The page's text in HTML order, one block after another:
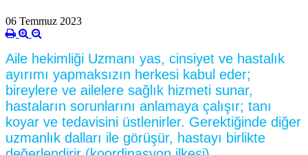
06 Temmuz 2023
Aile hekimliği Uzmanı yas, cinsiyet ve hastalık
ayırımı yapmaksızın herkesi kabul eder;
bireylere ve ailelere sağlık hizmeti sunar,
hastaların sorunlarını anlamaya çalışır; tanı
koyar ve tedavisini üstlenirler. Gerektiğinde diğer
uzmanlık dalları ile görüşür, hastayı birlikte